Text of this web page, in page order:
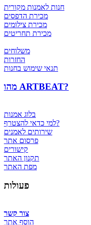
חנות לאמנות מקורית
מכירת הדפסים
מכירת צילומים
מכירת תחריטים
משלוחים
החזרות
תנאי שימוש בחנות
מהו ARTBEAT?
בלוג אמנות
למי כדאי להצטרף?
שירותים לאמנים
פרסום אתר
קישורים
תקנון האתר
מפת האתר
פעולות
צור קשר
הוסף אתר